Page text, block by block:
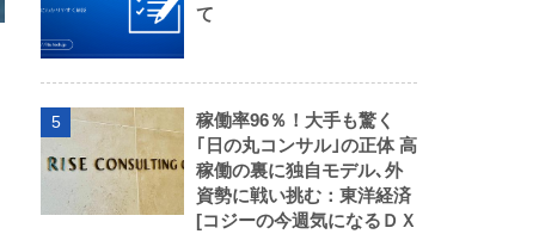
て
5
稼働率96％！大手も驚く
｢日の丸コンサル｣の正体 高
稼働の裏に独自モデル､外
資勢に戦い挑む：東洋経済
[コジーの今週気になるＤＸ